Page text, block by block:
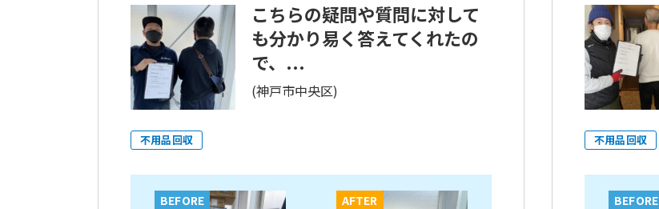
こちらの疑問や質問に対して
も分かり易く答えてくれたの
で、...
(神戸市中央区)
不用品回収
BEFORE AFTER
不用品回収
BEFORE